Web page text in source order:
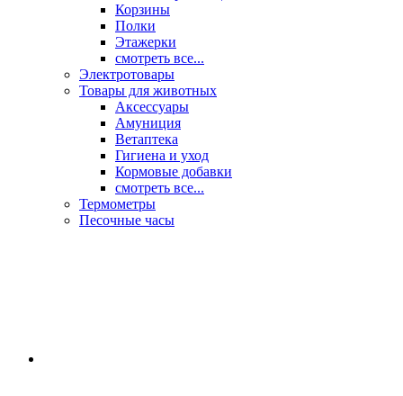
Корзины
Полки
Этажерки
смотреть все...
Электротовары
Товары для животных
Аксессуары
Амуниция
Ветаптека
Гигиена и уход
Кормовые добавки
смотреть все...
Термометры
Песочные часы